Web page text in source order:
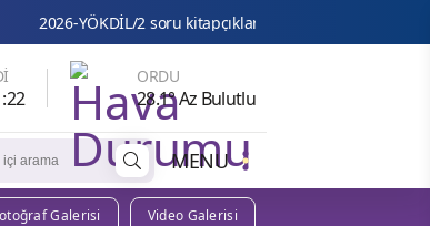
2 soru kitapçıkları ve cevap anahtarları yayımlandı
ORDU
28.1° Az Bulutlu
MENU
Galerisi Video Galerisi